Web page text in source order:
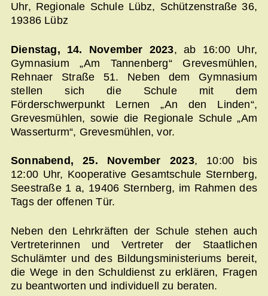
Uhr, Regionale Schule Lübz, Schützenstraße 36,
19386 Lübz
Dienstag, 14. November 2023, ab 16:00 Uhr,
Gymnasium „Am Tannenberg“ Grevesmühlen,
Rehnaer Straße 51. Neben dem Gymnasium
stellen sich die Schule mit dem
Förderschwerpunkt Lernen „An den Linden“,
Grevesmühlen, sowie die Regionale Schule „Am
Wasserturm“, Grevesmühlen, vor.
Sonnabend, 25. November 2023, 10:00 bis
12:00 Uhr, Kooperative Gesamtschule Sternberg,
Seestraße 1 a, 19406 Sternberg, im Rahmen des
Tags der offenen Tür.
Neben den Lehrkräften der Schule stehen auch
Vertreterinnen und Vertreter der Staatlichen
Schulämter und des Bildungsministeriums bereit,
die Wege in den Schuldienst zu erklären, Fragen
zu beantworten und individuell zu beraten.